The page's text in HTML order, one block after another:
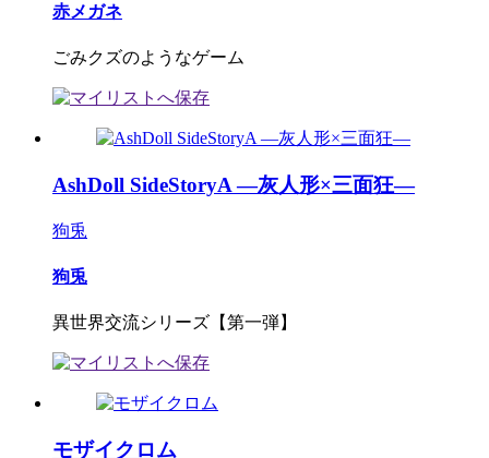
赤メガネ
ごみクズのようなゲーム
AshDoll SideStoryA ―灰人形×三面狂―
狗兎
狗兎
異世界交流シリーズ【第一弾】
モザイクロム